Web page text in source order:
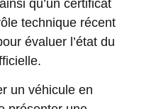
qu’un certificat
technique récent
évaluer l’état du
un véhicule en